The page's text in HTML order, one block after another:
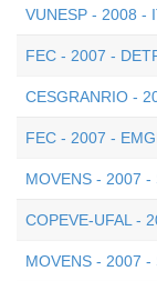
VUNESP - 2008 -
FEC - 2007 -
CESGRANRIO -
FEC - 2007 -
MOVENS - 2007 -
COPEVE-UFAL -
MOVENS - 2007 -